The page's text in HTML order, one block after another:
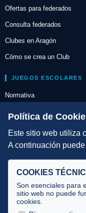
Ofertas para federados
Consulta federados
Clubes en Aragón
Cómo se crea un Club
JUEGOS ESCOLARES
Normativa
Escuelas de Triatlón
DIRECCIÓN TÉCNICA
Selecciones
Tecnificación
JUECES Y OFICIALES
Política de
Este sitio web utiliza
A continuación
COOKIES
Son esenciales para
sitio web no puede
cookies.